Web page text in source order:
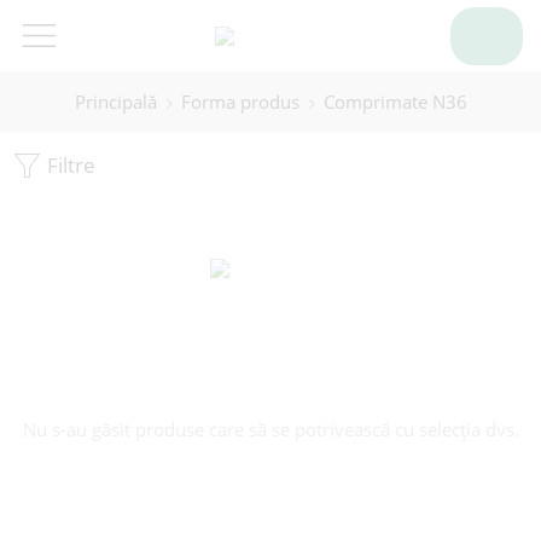
Principală Forma produs Comprimate N36
Filtre